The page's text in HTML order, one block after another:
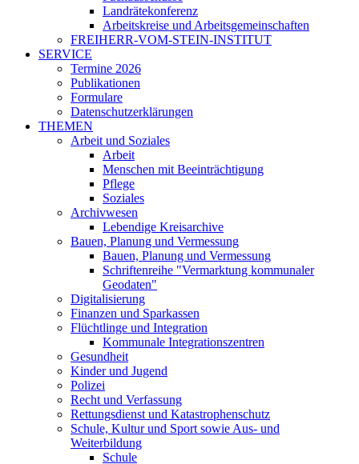
Landrätekonferenz
Arbeitskreise und Arbeitsgemeinschaften
FREIHERR-VOM-STEIN-INSTITUT
SERVICE
Termine 2026
Publikationen
Formulare
Datenschutzerklärungen
THEMEN
Arbeit und Soziales
Arbeit
Menschen mit Beeinträchtigung
Pflege
Soziales
Archivwesen
Lebendige Kreisarchive
Bauen, Planung und Vermessung
Bauen, Planung und Vermessung
Schriftenreihe "Vermarktung kommunaler
Geodaten"
Digitalisierung
Finanzen und Sparkassen
Flüchtlinge und Integration
Kommunale Integrationszentren
Gesundheit
Kinder und Jugend
Polizei
Recht und Verfassung
Rettungsdienst und Katastrophenschutz
Schule, Kultur und Sport sowie Aus- und
Weiterbildung
Schule